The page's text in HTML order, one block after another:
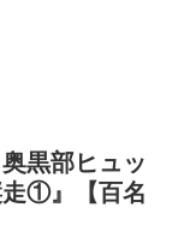
黒部ヒュッ
走①』【百名